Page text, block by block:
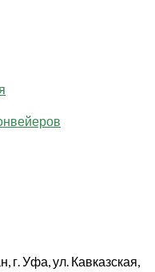
г. Уфа, ул. Кавказская,